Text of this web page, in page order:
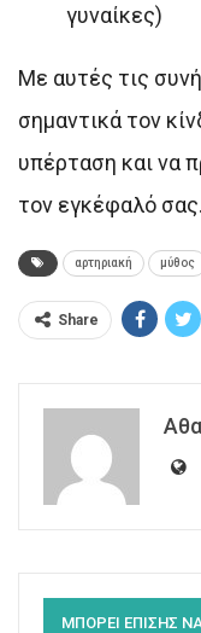
γυναίκες)
Με αυτές τις
σημαντικά τον
υπέρταση και να
τον εγκέφαλό σας.
αρτηριακή μύθος
Share
ΜΠΟΡΕΙ ΕΠΙΣΗΣ